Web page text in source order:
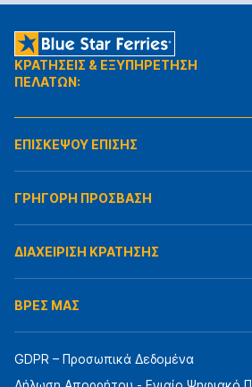
ΚΡΑΤΗΣΕΙΣ & ΕΞΥΠΗΡΕΤΗΣΗ
ΠΕΛΑΤΩΝ:
ΕΠΙΣΚΕΨΟΥ ΕΠΙΣΗΣ
ΓΡΗΓΟΡΗ ΠΡΟΣΒΑΣΗ
ΔΙΑΧΕΙΡΙΣΗ ΚΡΑΤΗΣΗΣ
ΒΡΕΣ ΜΑΣ
GDPR – Προσωπικά Δεδομένα